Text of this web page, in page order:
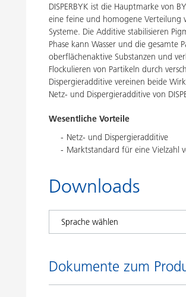
DISPERBYK ist die Hauptmarke von
eine feine und homogene Verteilung
Systeme. Die Additive stabilisieren
Phase kann Wasser und die
oberflächenaktive Substanzen und
Flockulieren von Partikeln durch
Dispergieradditive vereinen beide
Netz- und Dispergieradditive von
Wesentliche Vorteile
Netz- und Dispergieradditive
Marktstandard für eine Vielzahl
Downloads
Dokumente zum